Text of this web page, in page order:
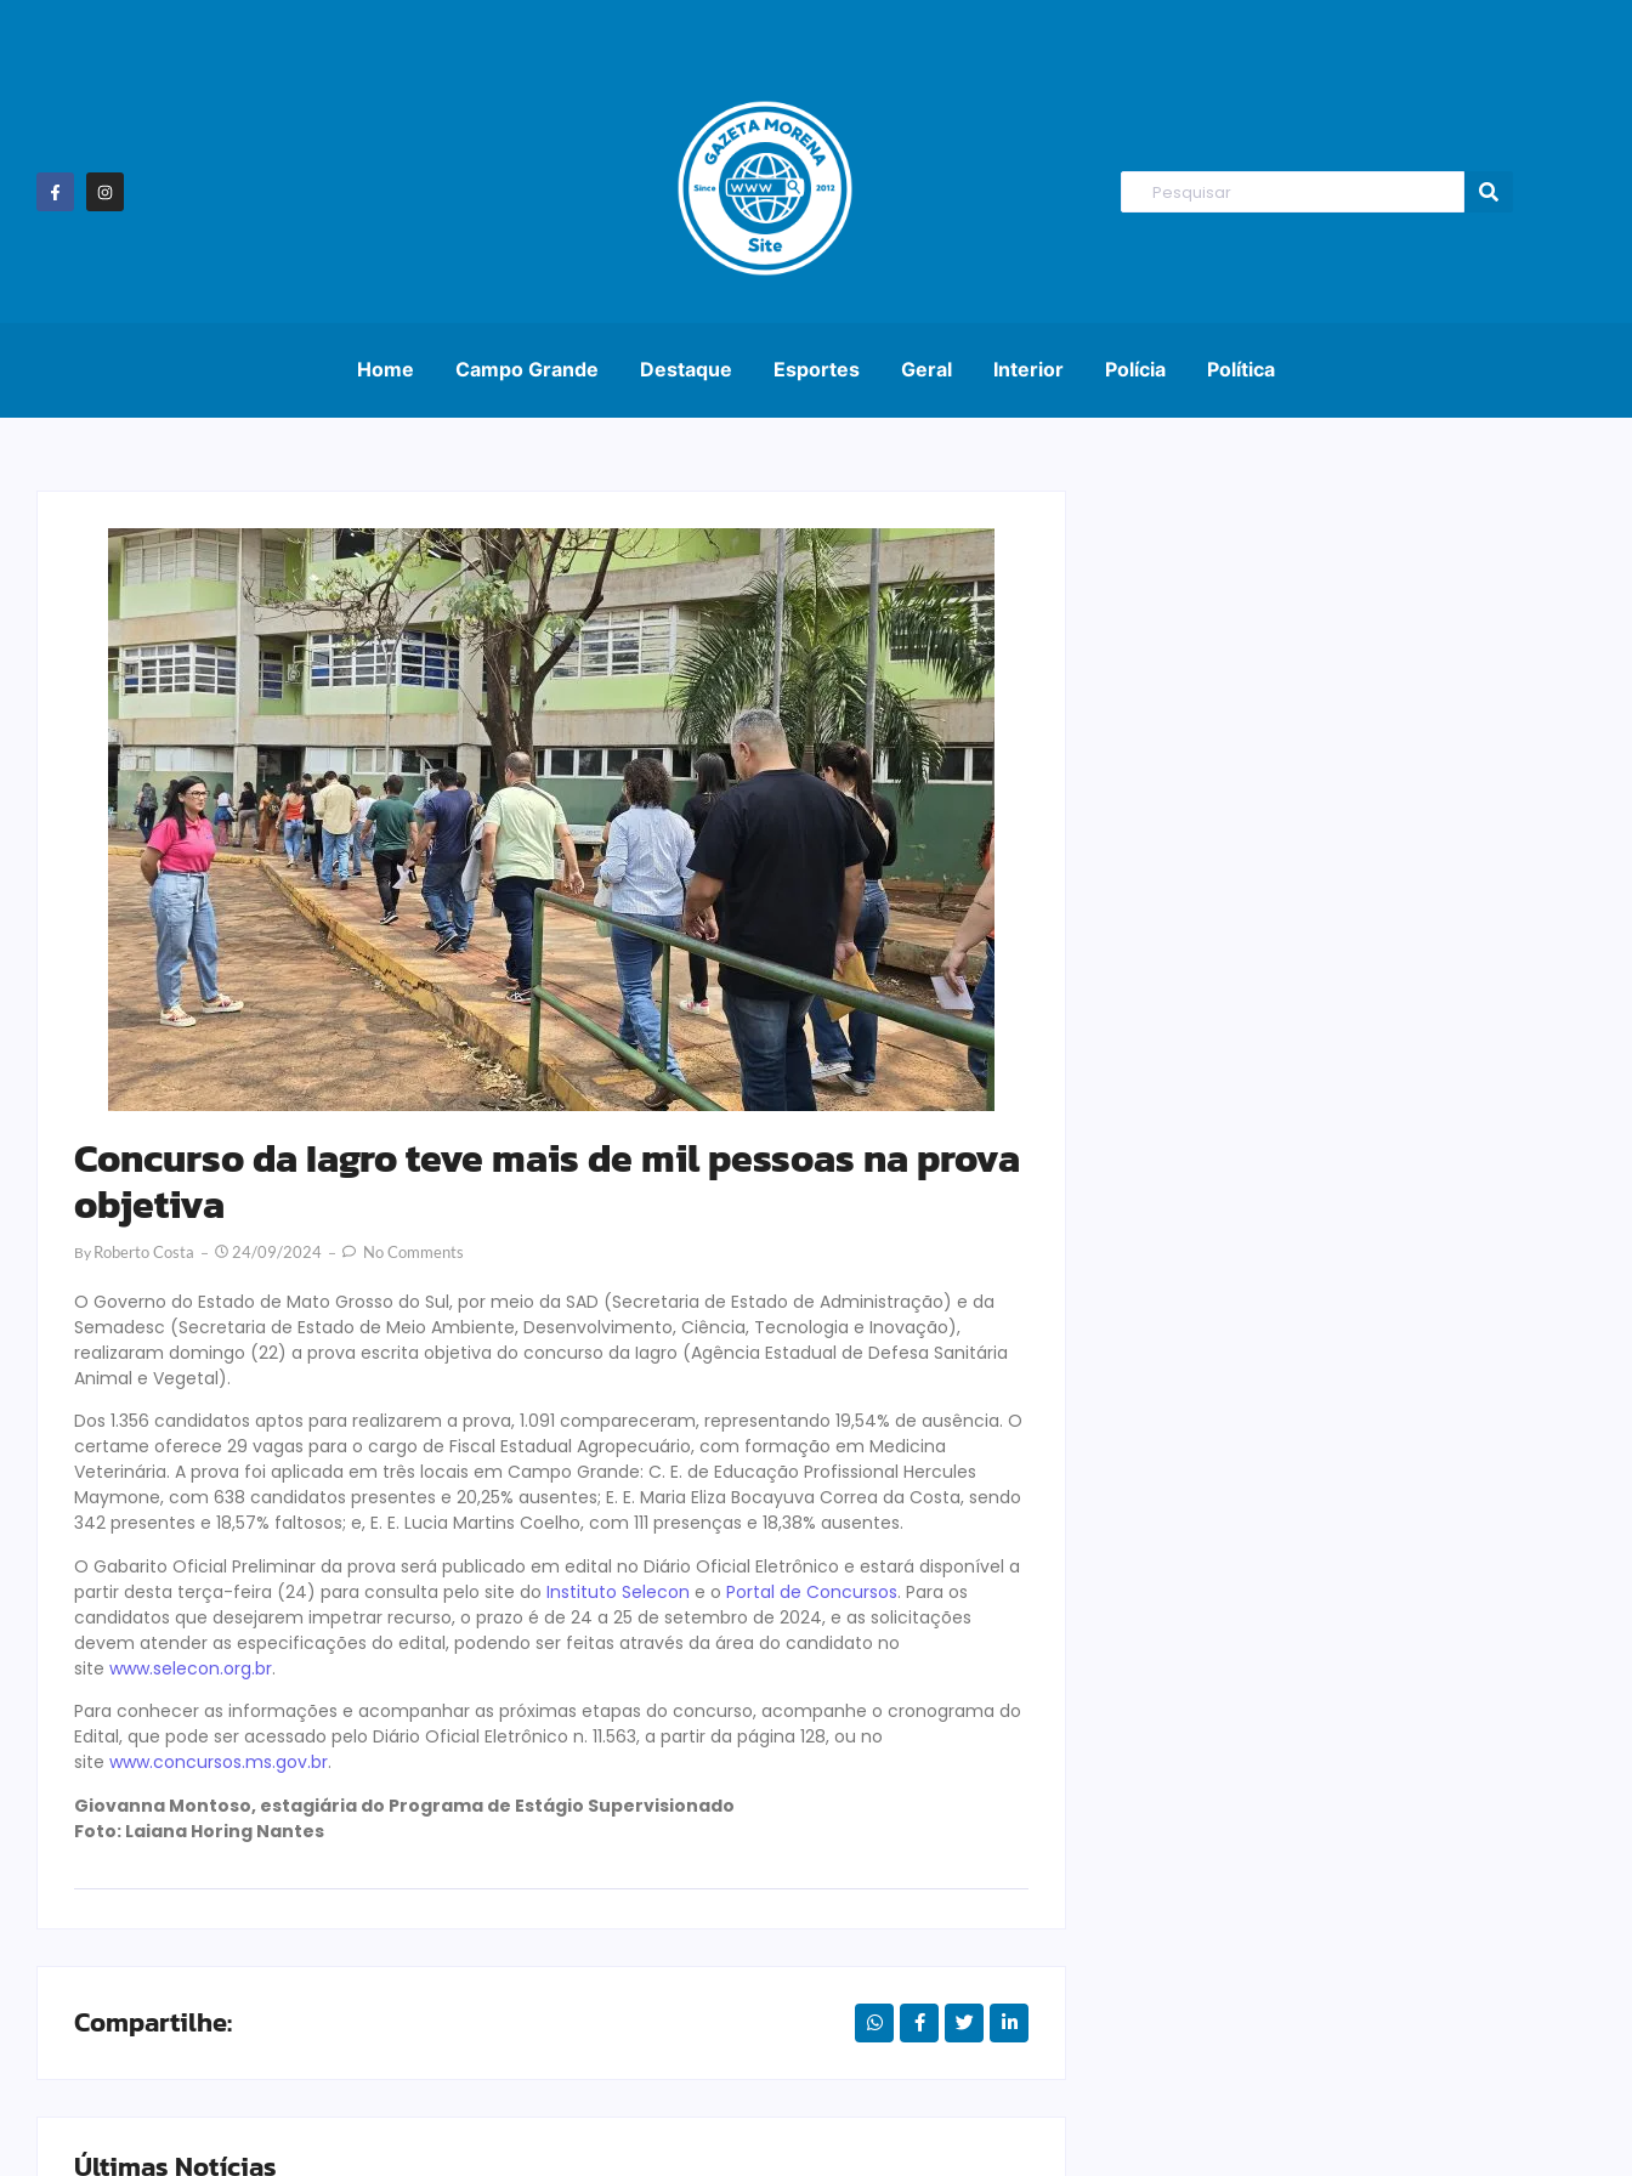
Home Campo Grande Destaque Esportes Geral Interior Polícia Política
Concurso da Iagro teve mais de mil pessoas na prova
objetiva
By Roberto Costa 24/09/2024 No Comments
O Governo do Estado de Mato Grosso do Sul, por meio da SAD (Secretaria de Estado de Administração) e da
Semadesc (Secretaria de Estado de Meio Ambiente, Desenvolvimento, Ciência, Tecnologia e Inovação),
realizaram domingo (22) a prova escrita objetiva do concurso da Iagro (Agência Estadual de Defesa Sanitária
Animal e Vegetal).
Dos 1.356 candidatos aptos para realizarem a prova, 1.091 compareceram, representando 19,54% de ausência. O
certame oferece 29 vagas para o cargo de Fiscal Estadual Agropecuário, com formação em Medicina
Veterinária. A prova foi aplicada em três locais em Campo Grande: C. E. de Educação Profissional Hercules
Maymone, com 638 candidatos presentes e 20,25% ausentes; E. E. Maria Eliza Bocayuva Correa da Costa, sendo
342 presentes e 18,57% faltosos; e, E. E. Lucia Martins Coelho, com 111 presenças e 18,38% ausentes.
O Gabarito Oficial Preliminar da prova será publicado em edital no Diário Oficial Eletrônico e estará disponível a
partir desta terça-feira (24) para consulta pelo site do Instituto Selecon e o Portal de Concursos. Para os
candidatos que desejarem impetrar recurso, o prazo é de 24 a 25 de setembro de 2024, e as solicitações
devem atender as especificações do edital, podendo ser feitas através da área do candidato no
site www.selecon.org.br.
Para conhecer as informações e acompanhar as próximas etapas do concurso, acompanhe o cronograma do
Edital, que pode ser acessado pelo Diário Oficial Eletrônico n. 11.563, a partir da página 128, ou no
site www.concursos.ms.gov.br.
Giovanna Montoso, estagiária do Programa de Estágio Supervisionado
Foto: Laiana Horing Nantes
Compartilhe:
Últimas Notícias